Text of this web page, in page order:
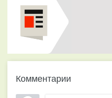
Комментарии